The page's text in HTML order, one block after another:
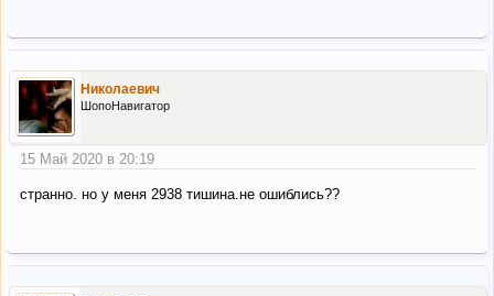
Николаевич
ШопоНавигатор
15 Май 2020 в 20:19
странно. но у меня 2938 тишина.не ошиблись??